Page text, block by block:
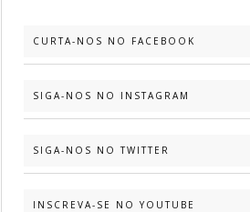
CURTA-NOS NO FACEBOOK
SIGA-NOS NO INSTAGRAM
SIGA-NOS NO TWITTER
INSCREVA-SE NO YOUTUBE